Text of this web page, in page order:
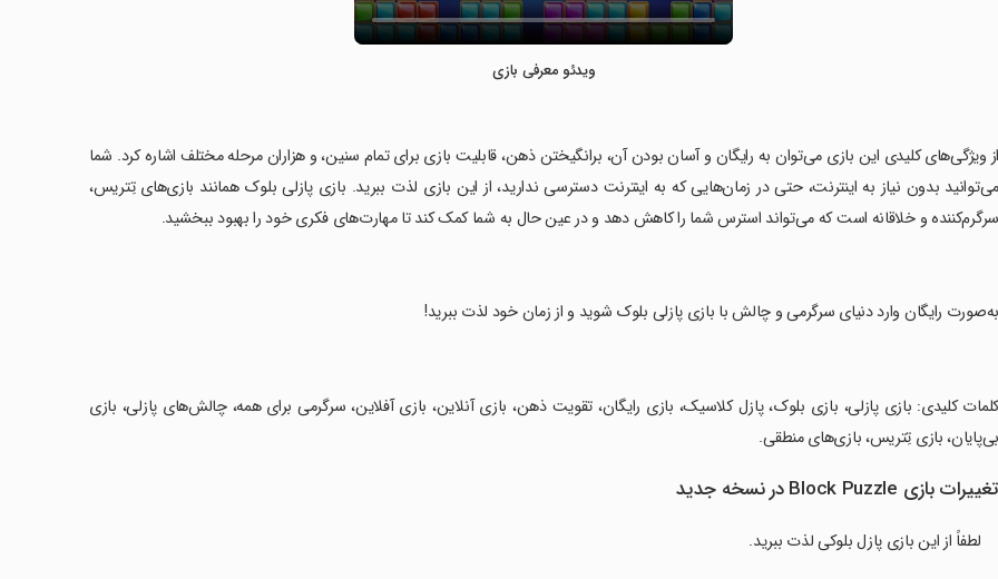
ویدئو معرفی بازی
‏از ویژگی‌های کلیدی این بازی می‌توان به رایگان و آسان بودن آن، برانگیختن ذهن، قابلیت بازی برای تمام سنین، و هزاران مرحله مختلف اشاره کرد. شما
می‌توانید بدون نیاز به اینترنت، حتی در زمان‌هایی که به اینترنت دسترسی ندارید، از این بازی لذت ببرید. بازی پازلی بلوک همانند بازی‌های تِتریس،
سرگرم‌کننده و خلاقانه است که می‌تواند استرس شما را کاهش دهد و در عین حال به شما کمک کند تا مهارت‌های فکری خود را بهبود ببخشید.
‏به‌صورت رایگان وارد دنیای سرگرمی و چالش با بازی پازلی بلوک شوید و از زمان خود لذت ببرید!
‏کلمات کلیدی: بازی پازلی، بازی بلوک، پازل کلاسیک، بازی رایگان، تقویت ذهن، بازی آنلاین، بازی آفلاین، سرگرمی برای همه، چالش‌های پازلی، بازی
بی‌پایان، بازی تِتریس، بازی‌های منطقی.
تغییرات بازی Block Puzzle در نسخه جدید
لطفاً از این بازی پازل بلوکی لذت ببرید.